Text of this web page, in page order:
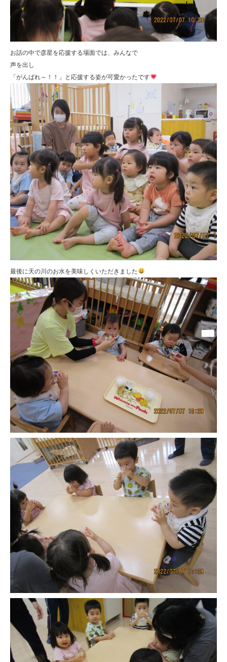
お話の中で彦星を応援する場面では、みんなで
声を出し
「がんばれ～！！」と応援する姿が可愛かったです
最後に天の川のお水を美味しくいただきました